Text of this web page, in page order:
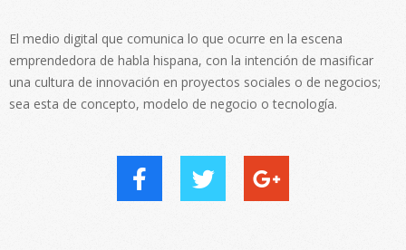
El medio digital que comunica lo que ocurre en la escena
emprendedora de habla hispana, con la intención de masificar
una cultura de innovación en proyectos sociales o de negocios;
sea esta de concepto, modelo de negocio o tecnología.